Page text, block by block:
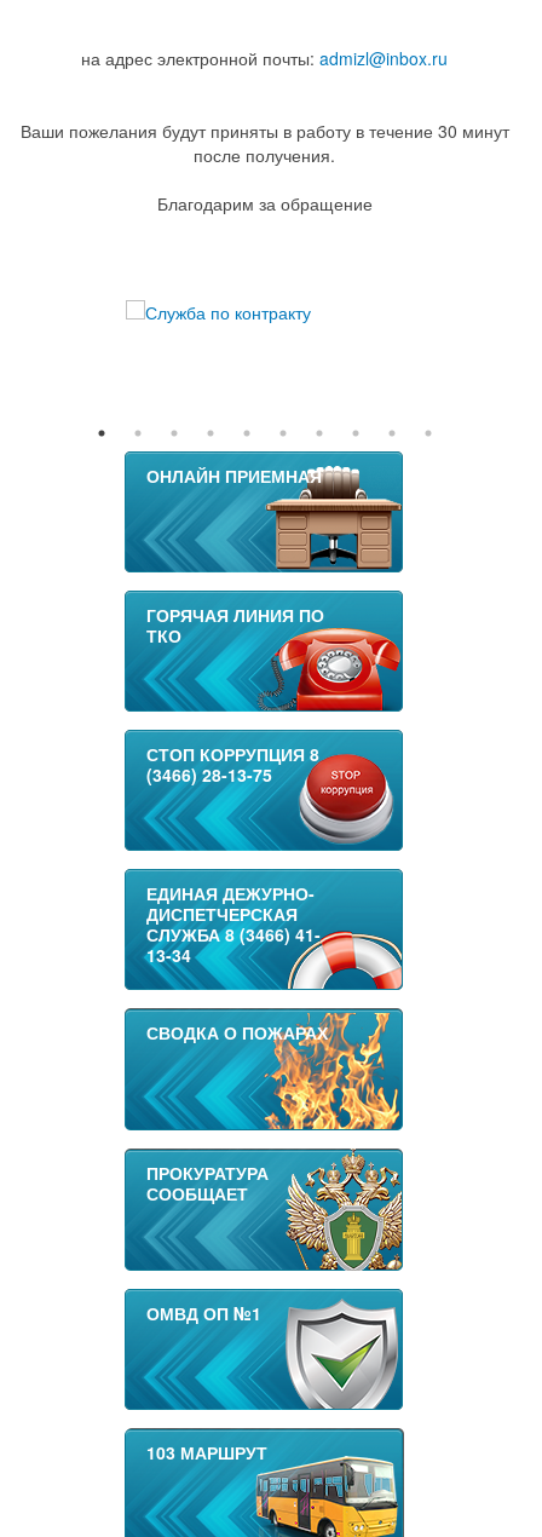
на адрес электронной почты: admizl@inbox.ru
Ваши пожелания будут приняты в работу в течение 30 минут
после получения.
Благодарим за обращение
ОНЛАЙН ПРИЕМНАЯ
ГОРЯЧАЯ ЛИНИЯ ПО
ТКО
СТОП КОРРУПЦИЯ 8
(3466) 28-13-75
ЕДИНАЯ ДЕЖУРНО-
ДИСПЕТЧЕРСКАЯ
СЛУЖБА 8 (3466) 41-
13-34
СВОДКА О ПОЖАРАХ
ПРОКУРАТУРА
СООБЩАЕТ
ОМВД ОП №1
103 МАРШРУТ